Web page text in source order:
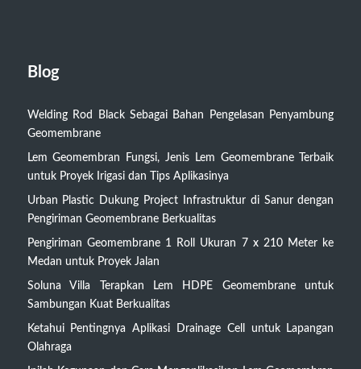
Blog
Welding Rod Black Sebagai Bahan Pengelasan Penyambung
Geomembrane
Lem Geomembran Fungsi, Jenis Lem Geomembrane Terbaik
untuk Proyek Irigasi dan Tips Aplikasinya
Urban Plastic Dukung Project Infrastruktur di Sanur dengan
Pengiriman Geomembrane Berkualitas
Pengiriman Geomembrane 1 Roll Ukuran 7 x 210 Meter ke
Medan untuk Proyek Jalan
Soluna Villa Terapkan Lem HDPE Geomembrane untuk
Sambungan Kuat Berkualitas
Ketahui Pentingnya Aplikasi Drainage Cell untuk Lapangan
Olahraga